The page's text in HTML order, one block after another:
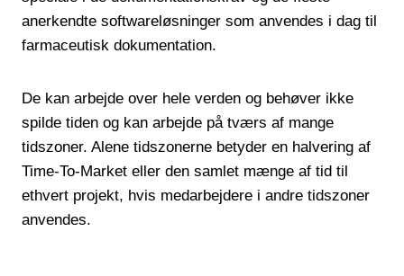
anerkendte softwareløsninger som anvendes i dag til
farmaceutisk dokumentation.
De kan arbejde over hele verden og behøver ikke
spilde tiden og kan arbejde på tværs af mange
tidszoner. Alene tidszonerne betyder en halvering af
Time-To-Market eller den samlet mænge af tid til
ethvert projekt, hvis medarbejdere i andre tidszoner
anvendes.